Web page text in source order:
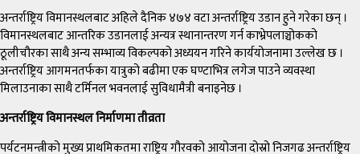
अन्तर्राष्ट्रिय विमानस्थलबाट अहिले दैनिक ४७४ वटा अन्तर्राष्ट्रिय उडान हुने गरेका छन् ।
विमानस्थलबाट आन्तरिक उडानलाई अन्यत्र स्थानान्तरण गर्न काभ्रेपलाञ्चोकको
ठूलीचौरका साथै अन्य सम्भाव्य विकल्पको अध्ययन गरिने कार्ययोजनामा उल्लेख छ ।
अन्तर्राष्ट्रिय आगमनतर्फका यात्रुको बढीमा एक घण्टाभित्र लगेज पाउने व्यवस्था
मिलाउनाका साथै टर्मिनल भवनलाई सुविधामैत्री बनाइनेछ ।
अन्तर्राष्ट्रिय विमानस्थल निर्माणमा तीव्रता
पर्यटनमन्त्रीको मुख्य प्राथमिकतमा राष्ट्रिय गौरवको आयोजना दोस्रो निजगढ अन्तर्राष्ट्रिय